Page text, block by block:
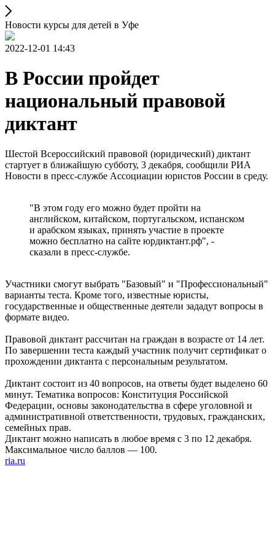
Новости курсы для детей в Уфе
2022-12-01 14:43
В России пройдет
национальный правовой
диктант
Шестой Всероссийский правовой (юридический) диктант
стартует в ближайшую субботу, 3 декабря, сообщили РИА
Новости в пресс-службе Ассоциации юристов России в среду.
"В этом году его можно будет пройти на
английском, китайском, португальском, испанском
и арабском языках, принять участие в проекте
можно бесплатно на сайте юрдиктант.рф", -
сказали в пресс-службе.
Участники смогут выбрать "Базовый" и "Профессиональный"
варианты теста. Кроме того, известные юристы,
государственные и общественные деятели зададут вопросы в
формате видео.
Правовой диктант рассчитан на граждан в возрасте от 14 лет.
По завершении теста каждый участник получит сертификат о
прохождении диктанта с персональным результатом.
Диктант состоит из 40 вопросов, на ответы будет выделено 60
минут. Тематика вопросов: Конституция Российской
Федерации, основы законодательства в сфере уголовной и
административной ответственности, трудовых, гражданских,
семейных прав.
Диктант можно написать в любое время с 3 по 12 декабря.
Максимальное число баллов — 100.
ria.ru